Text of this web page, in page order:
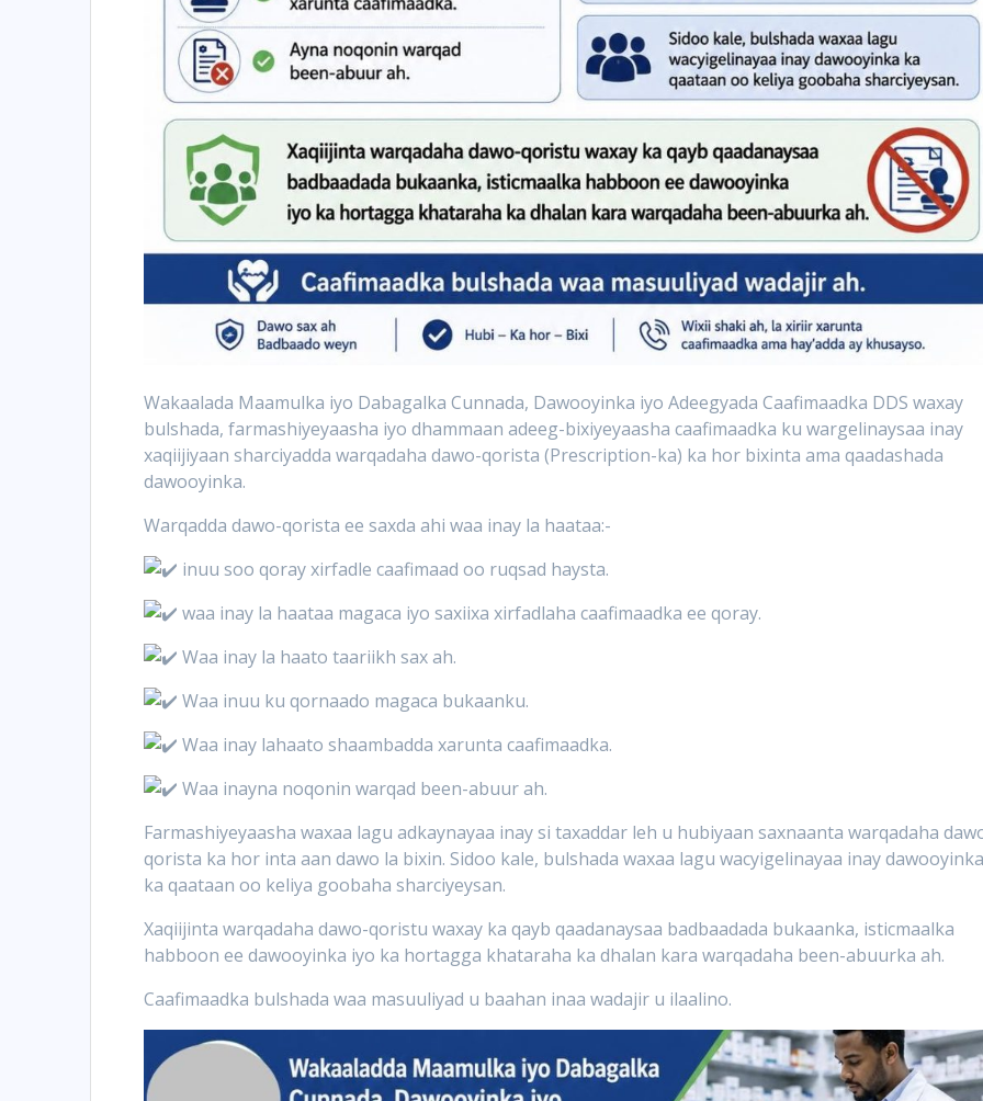
Wakaalada Maamulka iyo Dabagalka Cunnada, Dawooyinka iyo Adeegyada Caafimaadka DDS waxay
bulshada, farmashiyeyaasha iyo dhammaan adeeg-bixiyeyaasha caafimaadka ku wargelinaysaa inay
xaqiijiyaan sharciyadda warqadaha dawo-qorista (Prescription-ka) ka hor bixinta ama qaadashada
dawooyinka.
Warqadda dawo-qorista ee saxda ahi waa inay la haataa:-
inuu soo qoray xirfadle caafimaad oo ruqsad haysta.
waa inay la haataa magaca iyo saxiixa xirfadlaha caafimaadka ee qoray.
Waa inay la haato taariikh sax ah.
Waa inuu ku qornaado magaca bukaanku.
Waa inay lahaato shaambadda xarunta caafimaadka.
Waa inayna noqonin warqad been-abuur ah.
Farmashiyeyaasha waxaa lagu adkaynayaa inay si taxaddar leh u hubiyaan saxnaanta warqadaha
qorista ka hor inta aan dawo la bixin. Sidoo kale, bulshada waxaa lagu wacyigelinayaa inay
ka qaataan oo keliya goobaha sharciyeysan.
Xaqiijinta warqadaha dawo-qoristu waxay ka qayb qaadanaysaa badbaadada bukaanka, isticmaalka
habboon ee dawooyinka iyo ka hortagga khataraha ka dhalan kara warqadaha been-abuurka ah.
Caafimaadka bulshada waa masuuliyad u baahan inaa wadajir u ilaalino.